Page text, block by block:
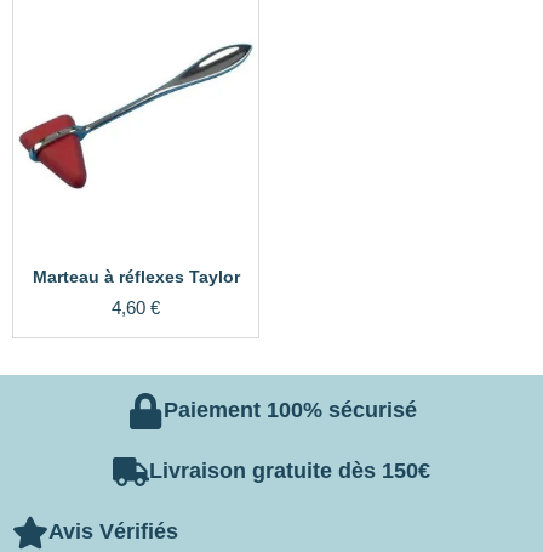
Marteau à réflexes Taylor
4,60 €
Paiement 100% sécurisé
Livraison gratuite dès 150€
Avis Vérifiés